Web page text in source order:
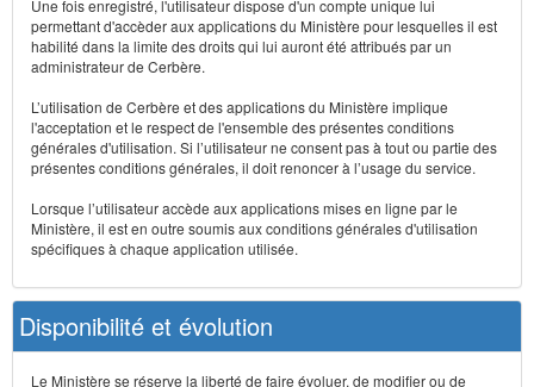
Une fois enregistré, l'utilisateur dispose d'un compte unique lui
permettant d'accèder aux applications du Ministère pour lesquelles il est
habilité dans la limite des droits qui lui auront été attribués par un
administrateur de Cerbère.
L’utilisation de Cerbère et des applications du Ministère implique
l'acceptation et le respect de l'ensemble des présentes conditions
générales d'utilisation. Si l’utilisateur ne consent pas à tout ou partie des
présentes conditions générales, il doit renoncer à l’usage du service.
Lorsque l’utilisateur accède aux applications mises en ligne par le
Ministère, il est en outre soumis aux conditions générales d'utilisation
spécifiques à chaque application utilisée.
Disponibilité et évolution
Le Ministère se réserve la liberté de faire évoluer, de modifier ou de